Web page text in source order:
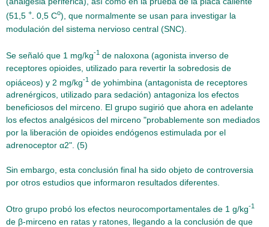
(51,5 +
- 0,5 Co), que normalmente se usan para investigar la
modulación del sistema nervioso central (SNC).
Se señaló que 1 mg/kg-1 de naloxona (agonista inverso de
receptores opioides, utilizado para revertir la sobredosis de
opiáceos) y 2 mg/kg-1 de yohimbina (antagonista de receptores
adrenérgicos, utilizado para sedación) antagoniza los efectos
beneficiosos del mirceno. El grupo sugirió que ahora en adelante
los efectos analgésicos del mirceno "probablemente son mediados
por la liberación de opioides endógenos estimulada por el
adrenoceptor α2". (5)
Sin embargo, esta conclusión final ha sido objeto de controversia
por otros estudios que informaron resultados diferentes.
Otro grupo probó los efectos neurocomportamentales de 1 g/kg-1
de β-mirceno en ratas y ratones, llegando a la conclusión de que